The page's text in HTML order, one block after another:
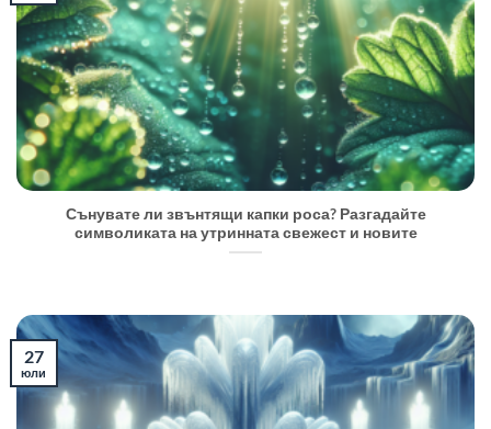
Сънувате ли звънтящи капки роса? Разгадайте
символиката на утринната свежест и новите
27
юли